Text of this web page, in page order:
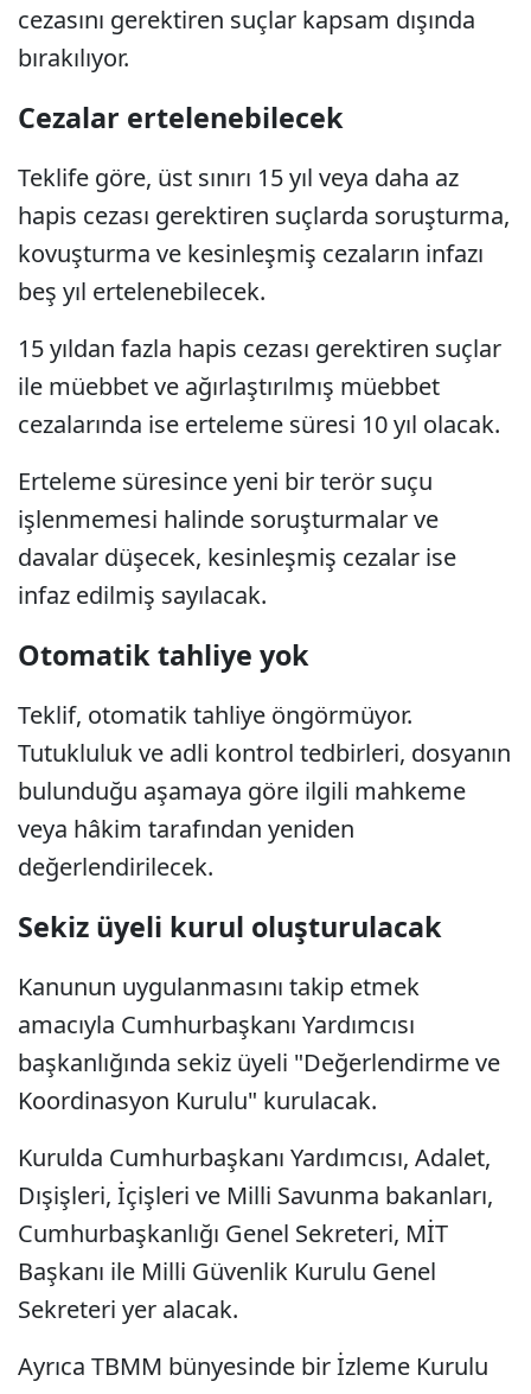
cezasını gerektiren suçlar kapsam dışında
bırakılıyor.
Cezalar ertelenebilecek
Teklife göre, üst sınırı 15 yıl veya daha az
hapis cezası gerektiren suçlarda soruşturma,
kovuşturma ve kesinleşmiş cezaların infazı
beş yıl ertelenebilecek.
15 yıldan fazla hapis cezası gerektiren suçlar
ile müebbet ve ağırlaştırılmış müebbet
cezalarında ise erteleme süresi 10 yıl olacak.
Erteleme süresince yeni bir terör suçu
işlenmemesi halinde soruşturmalar ve
davalar düşecek, kesinleşmiş cezalar ise
infaz edilmiş sayılacak.
Otomatik tahliye yok
Teklif, otomatik tahliye öngörmüyor.
Tutukluluk ve adli kontrol tedbirleri, dosyanın
bulunduğu aşamaya göre ilgili mahkeme
veya hâkim tarafından yeniden
değerlendirilecek.
Sekiz üyeli kurul oluşturulacak
Kanunun uygulanmasını takip etmek
amacıyla Cumhurbaşkanı Yardımcısı
başkanlığında sekiz üyeli "Değerlendirme ve
Koordinasyon Kurulu" kurulacak.
Kurulda Cumhurbaşkanı Yardımcısı, Adalet,
Dışişleri, İçişleri ve Milli Savunma bakanları,
Cumhurbaşkanlığı Genel Sekreteri, MİT
Başkanı ile Milli Güvenlik Kurulu Genel
Sekreteri yer alacak.
Ayrıca TBMM bünyesinde bir İzleme Kurulu